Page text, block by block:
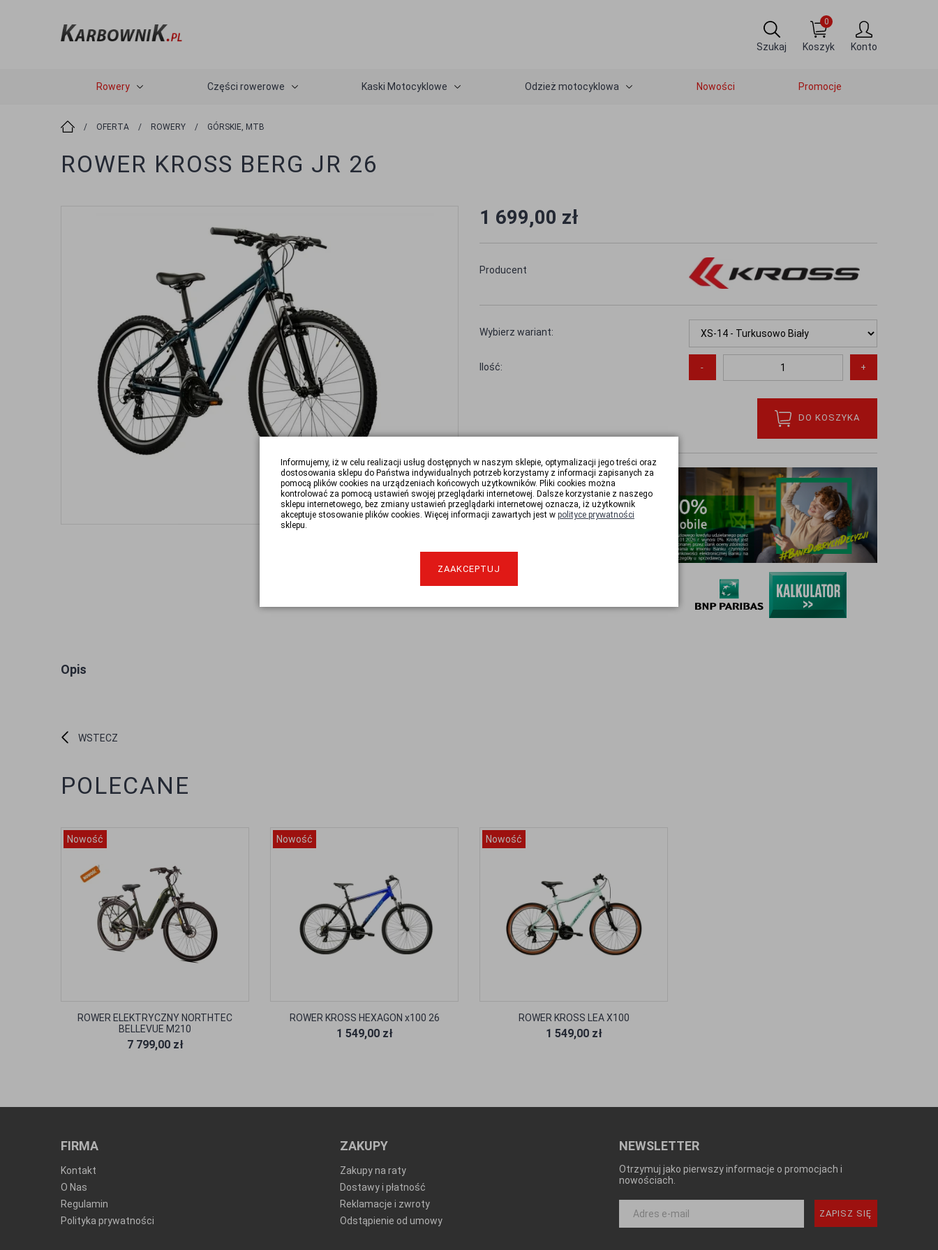
Szukaj
0
Koszyk Konto
Rowery Części rowerowe Kaski Motocyklowe Odzież motocyklowa Nowości Promocje
/ OFERTA / ROWERY / GÓRSKIE, MTB
ROWER KROSS BERG JR 26
1 699,00 zł
Producent
Wybierz wariant:
Ilość: - +
DO KOSZYKA
Oblicz ratę:
Opis
WSTECZ
POLECANE
Nowość
ROWER ELEKTRYCZNY NORTHTEC
BELLEVUE M210
7 799,00 zł
Nowość
ROWER KROSS HEXAGON x100 26
1 549,00 zł
Nowość
ROWER KROSS LEA X100
1 549,00 zł
FIRMA
Kontakt
O Nas
Regulamin
Polityka prywatności
ZAKUPY
Zakupy na raty
Dostawy i płatność
Reklamacje i zwroty
Odstąpienie od umowy
NEWSLETTER
Otrzymuj jako pierwszy informacje o promocjach i
nowościach.
ZAPISZ SIĘ
Informujemy, iż w celu realizacji usług dostępnych w naszym sklepie, optymalizacji jego treści oraz
dostosowania sklepu do Państwa indywidualnych potrzeb korzystamy z informacji zapisanych za
pomocą plików cookies na urządzeniach końcowych użytkowników. Pliki cookies można
kontrolować za pomocą ustawień swojej przeglądarki internetowej. Dalsze korzystanie z naszego
sklepu internetowego, bez zmiany ustawień przeglądarki internetowej oznacza, iż użytkownik
akceptuje stosowanie plików cookies. Więcej informacji zawartych jest w polityce prywatności
sklepu.
ZAAKCEPTUJ